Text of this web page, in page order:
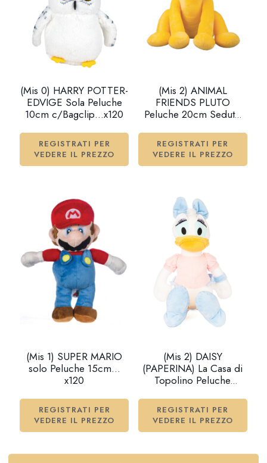
(Mis 0) HARRY POTTER-
EDVIGE Sola Peluche
10cm c/Bagclip…x120
REGISTRATI PER
VEDERE IL PREZZO
(Mis 2) ANIMAL
FRIENDS PLUTO
Peluche 20cm Seduto
REGISTRATI PER
VEDERE IL PREZZO
(Mis 1) SUPER MARIO
solo Peluche 15cm…
x120
REGISTRATI PER
VEDERE IL PREZZO
(Mis 2) DAISY
(PAPERINA) La Casa di
Topolino Peluche
REGISTRATI PER
VEDERE IL PREZZO